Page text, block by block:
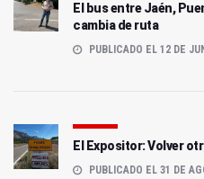
El bus entre Jaén,
cambia de ruta
PUBLICADO EL 12 DE
El Expositor: Volver
PUBLICADO EL 31 DE